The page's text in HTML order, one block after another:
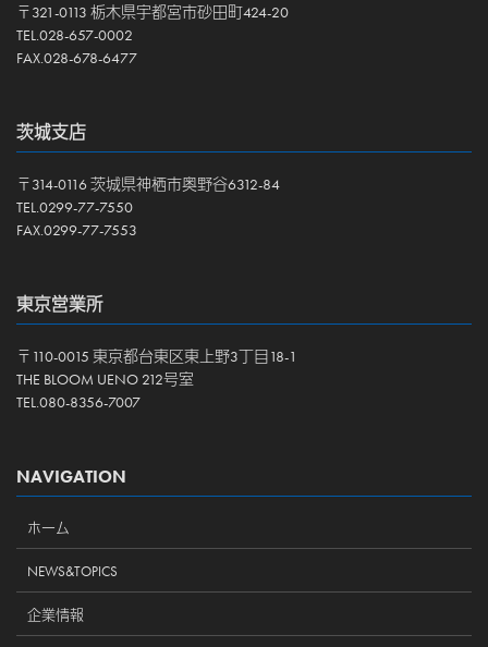
〒321-0113 栃木県宇都宮市砂田町424-20
TEL.028-657-0002
FAX.028-678-6477
茨城支店
〒314-0116 茨城県神栖市奥野谷6312-84
TEL.0299-77-7550
FAX.0299-77-7553
東京営業所
〒110-0015 東京都台東区東上野3丁目18-1
THE BLOOM UENO 212号室
TEL.080-8356-7007
NAVIGATION
ホーム
NEWS&TOPICS
企業情報